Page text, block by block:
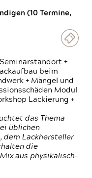
(10 Termine,
+
beim
+ Mängel und
Modul
Lackierung +
das Thema
üblichen
dem Lackhersteller
die
aus physikalisch-